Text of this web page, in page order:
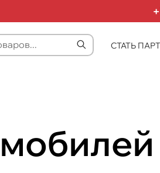
СТАТЬ